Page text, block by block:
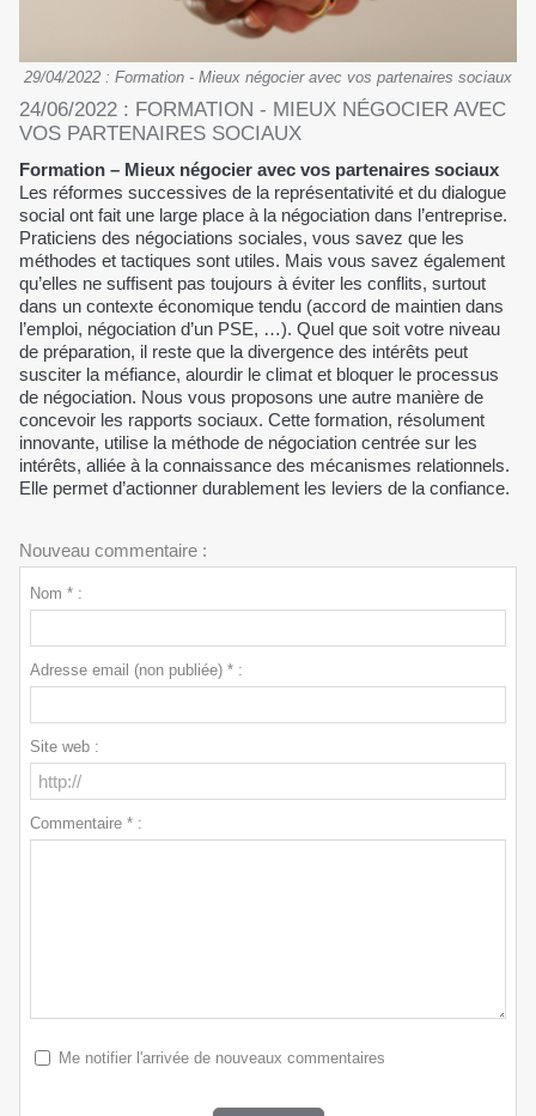
29/04/2022 : Formation - Mieux négocier avec vos partenaires sociaux
24/06/2022 : FORMATION - MIEUX NÉGOCIER AVEC
VOS PARTENAIRES SOCIAUX
Formation – Mieux négocier avec vos partenaires sociaux
Les réformes successives de la représentativité et du dialogue
social ont fait une large place à la négociation dans l’entreprise.
Praticiens des négociations sociales, vous savez que les
méthodes et tactiques sont utiles. Mais vous savez également
qu’elles ne suffisent pas toujours à éviter les conflits, surtout
dans un contexte économique tendu (accord de maintien dans
l’emploi, négociation d’un PSE, …). Quel que soit votre niveau
de préparation, il reste que la divergence des intérêts peut
susciter la méfiance, alourdir le climat et bloquer le processus
de négociation. Nous vous proposons une autre manière de
concevoir les rapports sociaux. Cette formation, résolument
innovante, utilise la méthode de négociation centrée sur les
intérêts, alliée à la connaissance des mécanismes relationnels.
Elle permet d’actionner durablement les leviers de la confiance.
Nouveau commentaire :
Nom * :
Adresse email (non publiée) * :
Site web :
Commentaire * :
Me notifier l'arrivée de nouveaux commentaires